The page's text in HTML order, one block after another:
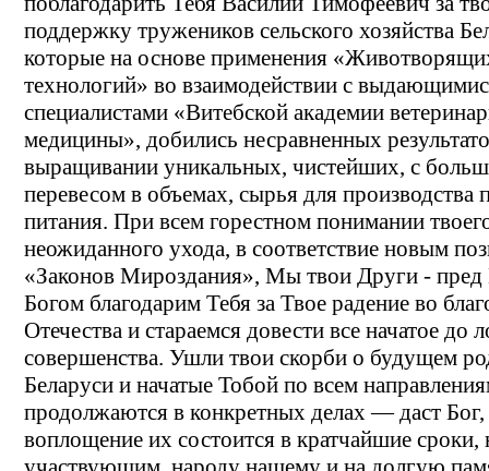
поддержку тружеников сельского хозяйства
которые на основе применения
технологий» во взаимодействии с
специалистами «Витебской академии
медицины», добились несравненных
выращивании уникальных, чистейших, с
перевесом в объемах, сырья для производства
питания. При всем горестном понимании
неожиданного ухода, в соответствие новым
«Законов Мироздания», Мы твои Други - пред
Богом благодарим Тебя за Твое радение во
Отечества и стараемся довести все начатое до
совершенства. Ушли твои скорби о будущем
Беларуси и начатые Тобой по всем
продолжаются в конкретных делах — даст Бог,
воплощение их состоится в кратчайшие сроки,